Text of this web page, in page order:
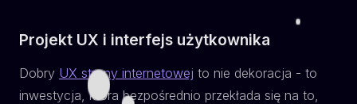
Projekt UX i interfejs użytkownika
Dobry UX strony internetowej to nie dekoracja - to
inwestycja, która bezpośrednio przekłada się na to,